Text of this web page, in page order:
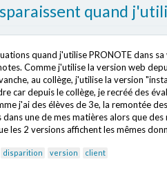
quand
quand j'utilise PRONOTE dans
Comme j'utilise la version web
au collège, j'utilise la version
car depuis le collège, je recréé des
j'ai des élèves de 3e, la remontée
une de mes matières alors que
les 2 versions affichent les mêmes
disparition version client